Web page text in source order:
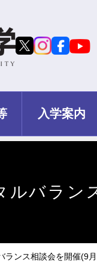
入学案内
ルバラン
ランス相談会を開催(9